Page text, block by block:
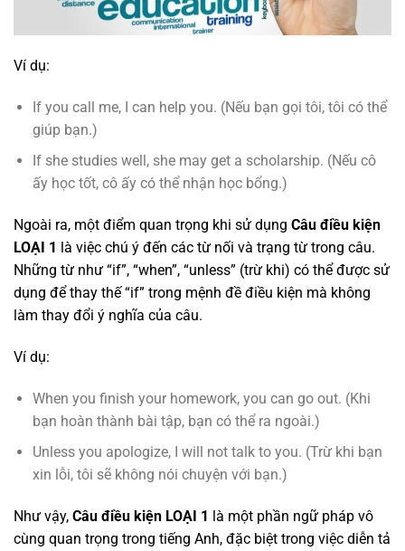
Ví dụ:
If you call me, I can help you. (Nếu bạn gọi tôi, tôi có thể
giúp bạn.)
If she studies well, she may get a scholarship. (Nếu cô
ấy học tốt, cô ấy có thể nhận học bổng.)
Ngoài ra, một điểm quan trọng khi sử dụng Câu điều kiện
LOẠI 1 là việc chú ý đến các từ nối và trạng từ trong câu.
Những từ như “if”, “when”, “unless” (trừ khi) có thể được sử
dụng để thay thế “if” trong mệnh đề điều kiện mà không
làm thay đổi ý nghĩa của câu.
Ví dụ:
When you finish your homework, you can go out. (Khi
bạn hoàn thành bài tập, bạn có thể ra ngoài.)
Unless you apologize, I will not talk to you. (Trừ khi bạn
xin lỗi, tôi sẽ không nói chuyện với bạn.)
Như vậy, Câu điều kiện LOẠI 1 là một phần ngữ pháp vô
cùng quan trọng trong tiếng Anh, đặc biệt trong việc diễn tả